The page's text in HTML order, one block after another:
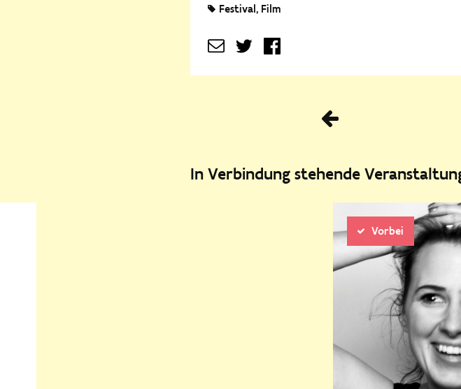
Festival Film
In Verbindung stehende
Vorbei